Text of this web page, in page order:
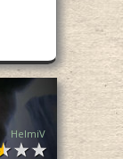
HelmiV